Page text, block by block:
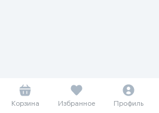
Корзина Избранное Профиль